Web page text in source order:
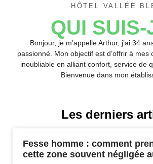
HÔTEL VALLÉE
QUI SUIS-
Bonjour, je m’appelle Arthur, j’ai 34
passionné. Mon objectif est d’offrir à mes
inoubliable en alliant confort, service de
Bienvenue dans mon
Les derniers
Fesse homme : comment
cette zone souvent négligée